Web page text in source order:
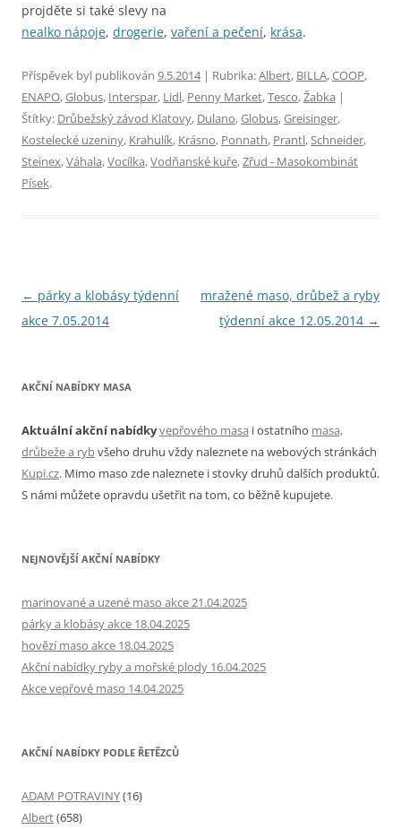
projděte si také slevy na
nealko nápoje, drogerie, vaření a pečení, krása.
Příspěvek byl publikován 9.5.2014| Rubrika:Albert, BILLA,COOP,
ENAPO,Globus, Interspar, Lidl, Penny Market,Tesco,Žabka |
Štítky: Drůbežský závod Klatovy, Dulano,Globus,Greisinger,
Kostelecké uzeniny, Krahulík, Krásno, Ponnath, Prantl,Schneider,
Steinex,Váhala,Vocílka,Vodňanské kuře,Zřud - Masokombinát
Písek.
Navigace
pro
← párky a klobásy týdenní
akce 7.05.2014
mražené maso, drůbež a ryby
týdenní akce 12.05.2014 →
AKČNÍ NABÍDKY MASA
Aktuální akční nabídkyvepřového masa i ostatního masa,
drůbeže a rybvšeho druhu vždy naleznete na webových stránkách
Kupi.cz. Mimo maso zde naleznete i stovky druhů dalších produktů.
S námi můžete opravdu ušetřit na tom, co běžně kupujete.
NEJNOVĚJŠÍ AKČNÍ NABÍDKY
marinované a uzené maso akce 21.04.2025
párky a klobásy akce 18.04.2025
hovězí maso akce 18.04.2025
Akční nabídky ryby a mořské plody 16.04.2025
Akce vepřové maso 14.04.2025
AKČNÍ NABÍDKY PODLE ŘETĚZCŮ
ADAM POTRAVINY(16)
Albert(658)